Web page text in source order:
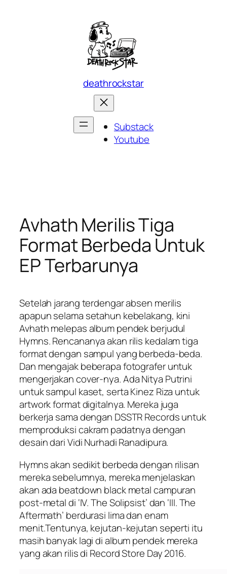
deathrockstar
Substack
Youtube
Avhath Merilis Tiga
Format Berbeda Untuk
EP Terbarunya
Setelah jarang terdengar absen merilis
apapun selama setahun kebelakang, kini
Avhath melepas album pendek berjudul
Hymns. Rencananya akan rilis kedalam tiga
format dengan sampul yang berbeda-beda.
Dan mengajak beberapa fotografer untuk
mengerjakancover-nya. Ada Nitya Putrini
untuk sampul kaset, serta Kinez Riza untuk
artwork format digitalnya. Mereka juga
berkerja sama dengan DSSTR Records untuk
memproduksi cakram padatnya dengan
desain dari Vidi Nurhadi Ranadipura.
Hymnsakan sedikit berbeda dengan rilisan
mereka sebelumnya, mereka menjelaskan
akan ada beatdown black metal campuran
post-metal di ‘IV. The Solipsist’ dan ‘III. The
Aftermath’ berdurasi lima dan enam
menit.Tentunya, kejutan-kejutan seperti itu
masih banyak lagi di album pendek mereka
yang akan rilis di Record Store Day 2016.